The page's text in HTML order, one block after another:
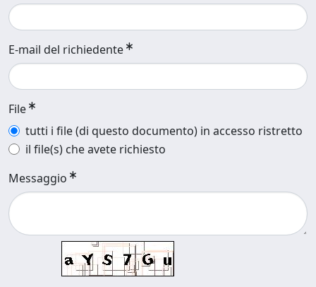
E-mail del richiedente
File
tutti i file (di questo documento) in accesso ristretto
il file(s) che avete richiesto
Messaggio